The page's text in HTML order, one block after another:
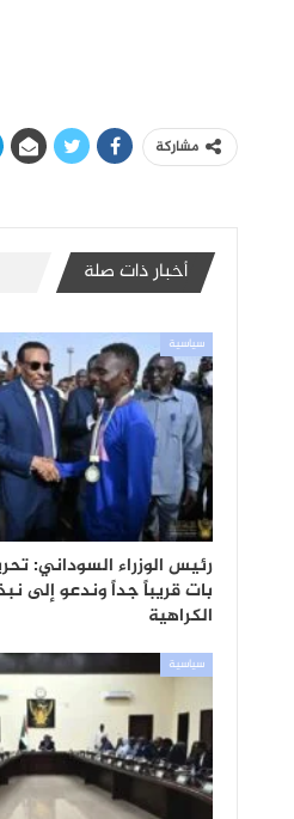
مشاركة
أخبار ذات صلة
سياسية
رئيس الوزراء السوداني:
بات قريباً جداً وندعو إلى
الكراهية
سياسية